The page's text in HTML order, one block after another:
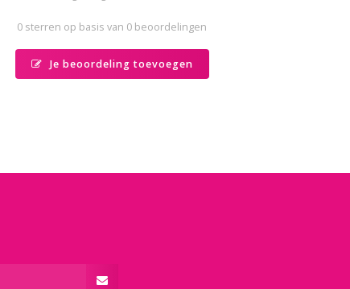
0 sterren op basis van 0 beoordelingen
Je beoordeling toevoegen